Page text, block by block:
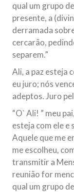
qual um grupo
presente, a
derramada
cercarão,
separem.”
Ali, a paz esteja
eu juro; nós
adeptos. Juro
“O` Ali! ” meu
esteja com ele e
Aquele que me
me escolheu,
transmitir a
reunião for
qual um grupo